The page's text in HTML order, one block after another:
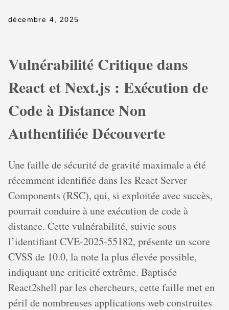
décembre 4, 2025
Vulnérabilité Critique dans
React et Next.js : Exécution de
Code à Distance Non
Authentifiée Découverte
Une faille de sécurité de gravité maximale a été
récemment identifiée dans les React Server
Components (RSC), qui, si exploitée avec succès,
pourrait conduire à une exécution de code à
distance. Cette vulnérabilité, suivie sous
l’identifiant CVE-2025-55182, présente un score
CVSS de 10.0, la note la plus élevée possible,
indiquant une criticité extrême. Baptisée
React2shell par les chercheurs, cette faille met en
péril de nombreuses applications web construites